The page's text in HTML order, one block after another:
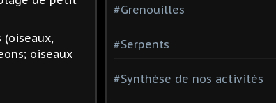
oiseaux
#Grenouilles
#Serpents
#Synthèse de nos activités